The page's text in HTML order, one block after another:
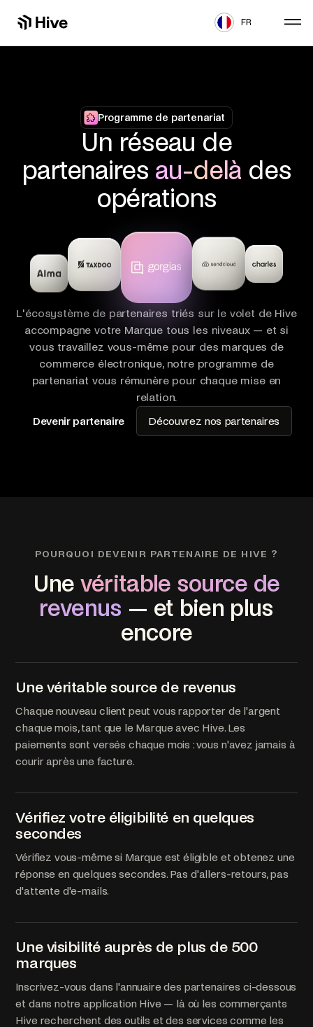
FR
Programme de partenariat
Un réseau de
partenaires au-delà des
opérations
L'écosystème de partenaires triés sur le volet de Hive
accompagne votre Marque tous les niveaux — et si
vous travaillez vous-même pour des marques de
commerce électronique, notre programme de
partenariat vous rémunère pour chaque mise en
relation.
Devenir partenaire
Découvrez nos partenaires
POURQUOI DEVENIR PARTENAIRE DE HIVE ?
Une véritable source de
revenus — et bien plus
encore
Une véritable source de revenus
Chaque nouveau client peut vous rapporter de l'argent
chaque mois, tant que le Marque avec Hive. Les
paiements sont versés chaque mois : vous n'avez jamais à
courir après une facture.
Vérifiez votre éligibilité en quelques
secondes
Vérifiez vous-même si Marque est éligible et obtenez une
réponse en quelques secondes. Pas d'allers-retours, pas
d'attente d'e-mails.
Une visibilité auprès de plus de 500
marques
Inscrivez-vous dans l'annuaire des partenaires ci-dessous
et dans notre application Hive — là où les commerçants
Hive recherchent des outils et des services comme les